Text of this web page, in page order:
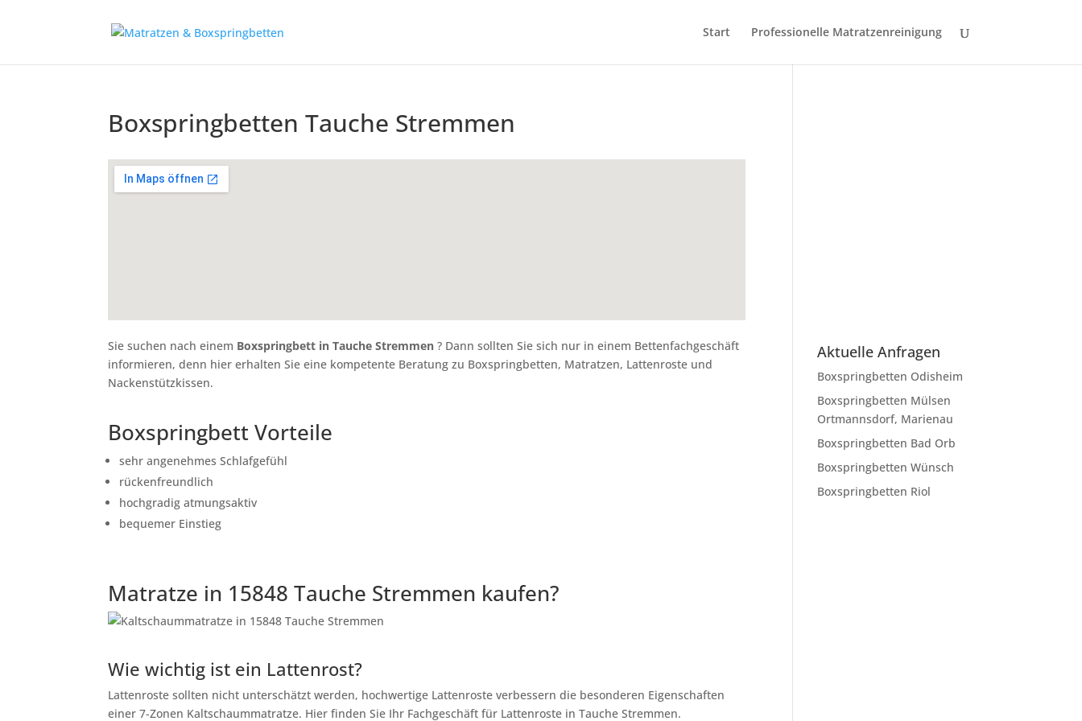
Start Professionelle Matratzenreinigung
Boxspringbetten Tauche Stremmen
Sie suchen nach einem Boxspringbett in Tauche Stremmen ? Dann sollten Sie sich nur in einem Bettenfachgeschäft
informieren, denn hier erhalten Sie eine kompetente Beratung zu Boxspringbetten, Matratzen, Lattenroste und
Nackenstützkissen.
Boxspringbett Vorteile
sehr angenehmes Schlafgefühl
rückenfreundlich
hochgradig atmungsaktiv
bequemer Einstieg
Matratze in 15848 Tauche Stremmen kaufen?
Wie wichtig ist ein Lattenrost?
Lattenroste sollten nicht unterschätzt werden, hochwertige Lattenroste verbessern die besonderen Eigenschaften
einer 7-Zonen Kaltschaummatratze. Hier finden Sie Ihr Fachgeschäft für Lattenroste in Tauche Stremmen.
Aktuelle Anfragen
Boxspringbetten Odisheim
Boxspringbetten Mülsen
Ortmannsdorf, Marienau
Boxspringbetten Bad Orb
Boxspringbetten Wünsch
Boxspringbetten Riol